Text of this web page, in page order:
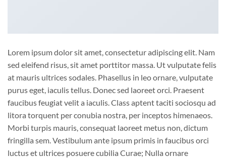
Lorem ipsum dolor sit amet, consectetur adipiscing elit. Nam
sed eleifend risus, sit amet porttitor massa. Ut vulputate felis
at mauris ultrices sodales. Phasellus in leo ornare, vulputate
purus eget, iaculis tellus. Donec sed laoreet orci. Praesent
faucibus feugiat velit a iaculis. Class aptent taciti sociosqu ad
litora torquent per conubia nostra, per inceptos himenaeos.
Morbi turpis mauris, consequat laoreet metus non, dictum
fringilla sem. Vestibulum ante ipsum primis in faucibus orci
luctus et ultrices posuere cubilia Curae; Nulla ornare